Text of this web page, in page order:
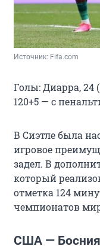
Источник: Fifa.com
Голы: Диарра, 24
120+5 — с
В Сиэтле была
игровое
задел. В
который
отметка 124
чемпионатов
США — Босния